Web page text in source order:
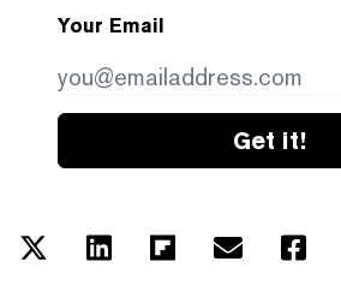
Your Email
Get it!